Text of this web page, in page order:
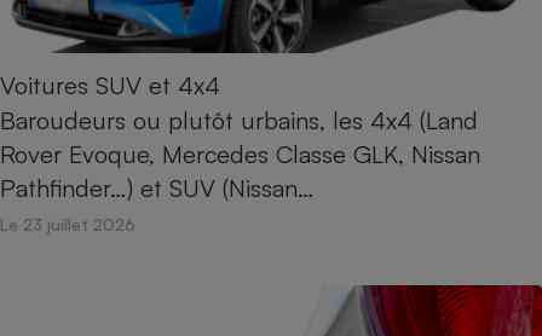
Voitures SUV et 4x4
Baroudeurs ou plutôt urbains, les 4x4 (Land
Rover Evoque, Mercedes Classe GLK, Nissan
Pathfinder…) et SUV (Nissan…
Le 23 juillet 2026